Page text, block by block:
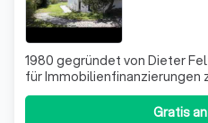
1980 gegründet von Dieter
für Immobilienfinanzierungen
außerordentlich gute und
Gratis